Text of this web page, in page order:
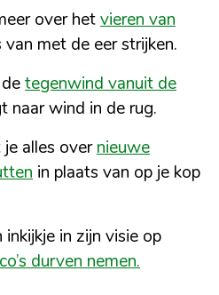
over hetvieren van
van met de eer strijken.
tegenwind vanuit de
naar wind in de rug.
alles overnieuwe
in plaats van op je kop
inkijkje in zijn visie op
durven nemen.